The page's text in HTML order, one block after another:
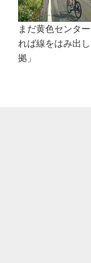
まだ黄色センタ
れば線をはみ出
拠」